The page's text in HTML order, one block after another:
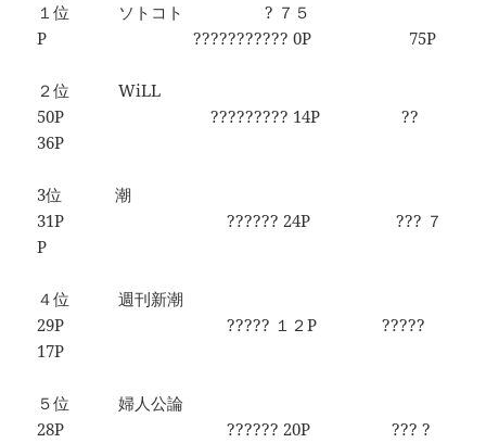
１位 ソトコト ? ７５
P ??????????? 0P 75P
２位 WiLL
50P ????????? 14P ??
36P
3位 潮
31P ?????? 24P ??? ７
P
４位 週刊新潮
29P ????? １２P ?????
17P
５位 婦人公論
28P ?????? 20P ??? ?